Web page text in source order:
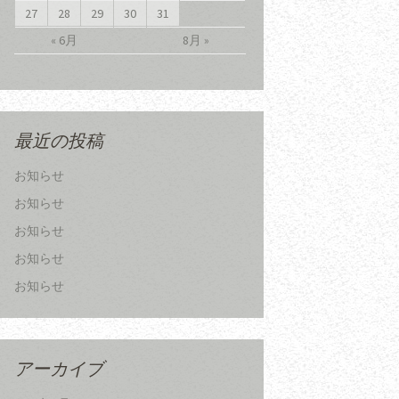
« 6月 8月 »
27 28 29 30 31
最近の投稿
お知らせ
お知らせ
お知らせ
お知らせ
お知らせ
アーカイブ